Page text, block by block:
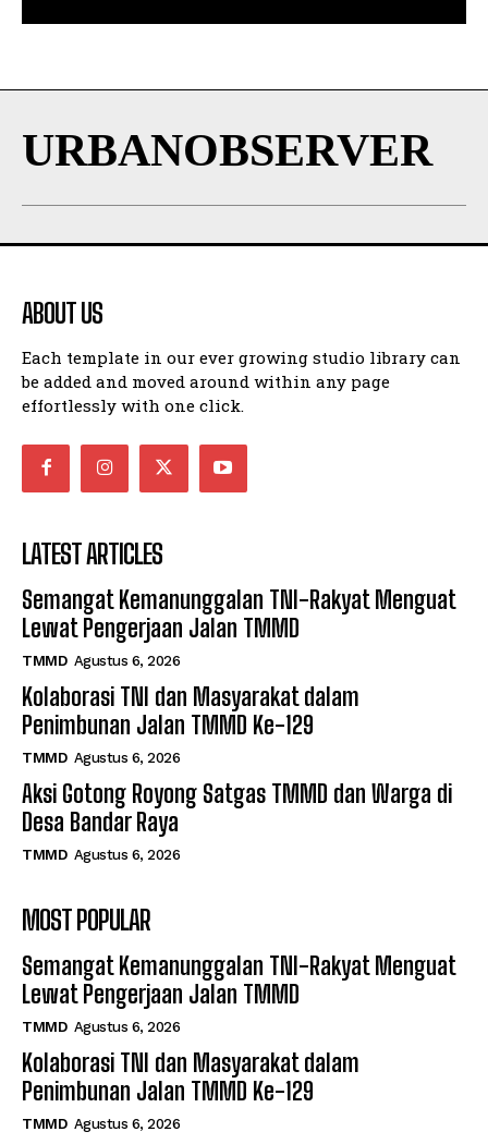
URBANOBSERVER
ABOUT US
Each template in our ever growing studio library can
be added and moved around within any page
effortlessly with one click.
LATEST ARTICLES
Semangat Kemanunggalan TNI-Rakyat Menguat
Lewat Pengerjaan Jalan TMMD
TMMD Agustus 6, 2026
Kolaborasi TNI dan Masyarakat dalam
Penimbunan Jalan TMMD Ke-129
TMMD Agustus 6, 2026
Aksi Gotong Royong Satgas TMMD dan Warga di
Desa Bandar Raya
TMMD Agustus 6, 2026
MOST POPULAR
Semangat Kemanunggalan TNI-Rakyat Menguat
Lewat Pengerjaan Jalan TMMD
TMMD Agustus 6, 2026
Kolaborasi TNI dan Masyarakat dalam
Penimbunan Jalan TMMD Ke-129
TMMD Agustus 6, 2026